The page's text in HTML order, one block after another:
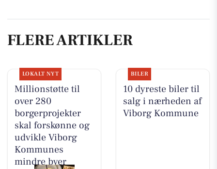
FLERE ARTIKLER
LOKALT NYT
Millionstøtte til
over 280
borgerprojekter
skal forskønne og
udvikle Viborg
Kommunes
mindre byer
BILER
10 dyreste biler til
salg i nærheden af
Viborg Kommune